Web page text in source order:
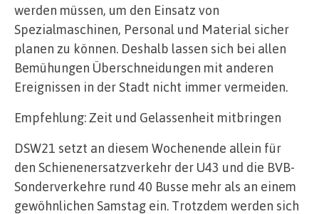
werden müssen, um den Einsatz von
Spezialmaschinen, Personal und Material sicher
planen zu können. Deshalb lassen sich bei allen
Bemühungen Überschneidungen mit anderen
Ereignissen in der Stadt nicht immer vermeiden.
Empfehlung: Zeit und Gelassenheit mitbringen
DSW21 setzt an diesem Wochenende allein für
den Schienenersatzverkehr der U43 und die BVB-
Sonderverkehre rund 40 Busse mehr als an einem
gewöhnlichen Samstag ein. Trotzdem werden sich